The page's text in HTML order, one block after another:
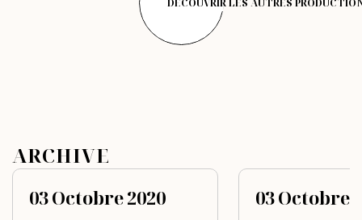
DÉCOUVRIR LES AUTRES
ARCHIVE
03Octobre2020 03Octobre